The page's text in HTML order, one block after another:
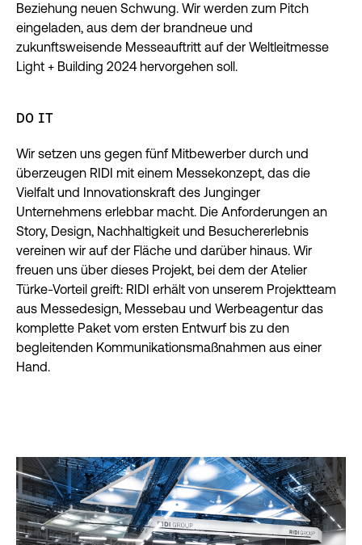
Beziehung neuen Schwung. Wir werden zum Pitch
eingeladen, aus dem der brandneue und
zukunftsweisende Messeauftritt auf der Weltleitmesse
Light + Building 2024 hervorgehen soll.
DO IT
Wir setzen uns gegen fünf Mitbewerber durch und
überzeugen RIDI mit einem Messekonzept, das die
Vielfalt und Innovationskraft des Junginger
Unternehmens erlebbar macht. Die Anforderungen an
Story, Design, Nachhaltigkeit und Besuchererlebnis
vereinen wir auf der Fläche und darüber hinaus. Wir
freuen uns über dieses Projekt, bei dem der Atelier
Türke-Vorteil greift: RIDI erhält von unserem Projektteam
aus Messedesign, Messebau und Werbeagentur das
komplette Paket vom ersten Entwurf bis zu den
begleitenden Kommunikationsmaßnahmen aus einer
Hand.